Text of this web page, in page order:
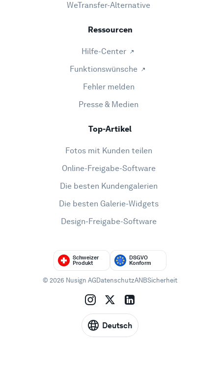
WeTransfer-Alternative
Ressourcen
Hilfe-Center
Funktionswünsche
Fehler melden
Presse & Medien
Top-Artikel
Fotos mit Kunden teilen
Online-Freigabe-Software
Die besten Kundengalerien
Die besten Galerie-Widgets
Design-Freigabe-Software
Schweizer
Produkt
DSGVO
Konform
© 2026 Nusign AGDatenschutzANBSicherheit
Deutsch